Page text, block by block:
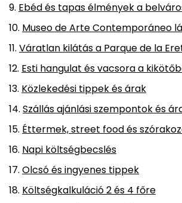
Ebéd és tapas élmények a
Museo de Arte Contemporáneo
Váratlan kilátás a Parque de la
Esti hangulat és vacsora a
Közlekedési tippek és árak
Szállás ajánlási szempontok és
Éttermek, street food és
Napi költségbecslés
Olcsó és ingyenes tippek
Költségkalkuláció 2 és 4 főre